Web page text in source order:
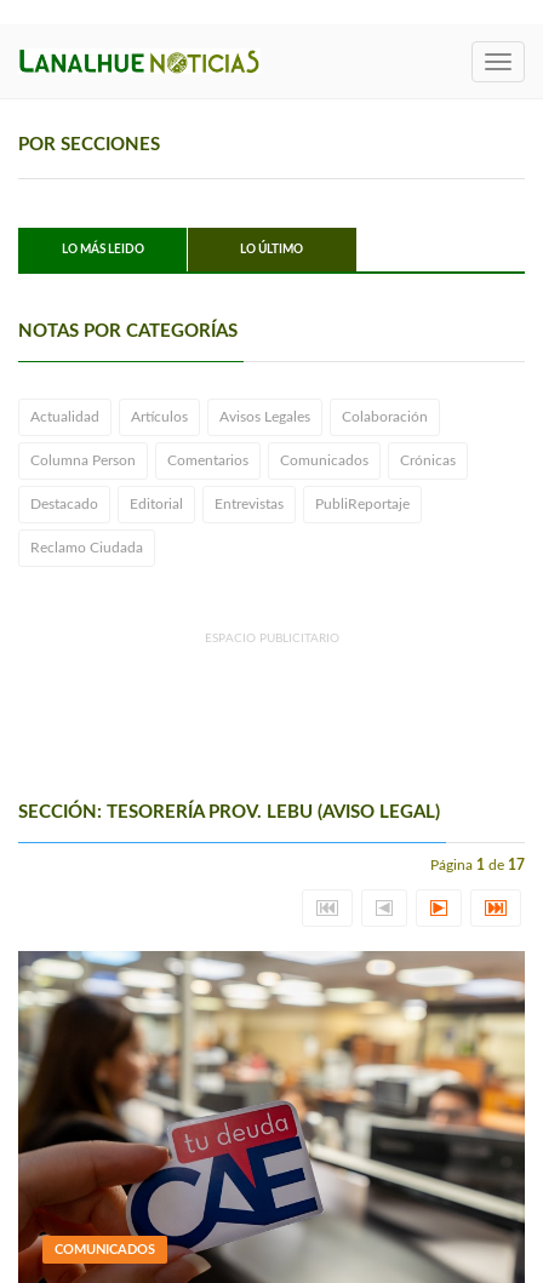
POR SECCIONES
LO MÁS LEIDO LO ÚLTIMO
NOTAS POR CATEGORÍAS
Actualidad Artículos Avisos Legales Colaboración
Columna Person Comentarios Comunicados Crónicas
Destacado Editorial Entrevistas PubliReportaje
Reclamo Ciudada
ESPACIO PUBLICITARIO
SECCIÓN: TESORERÍA PROV. LEBU (AVISO LEGAL)
Página 1 de 17
COMUNICADOS